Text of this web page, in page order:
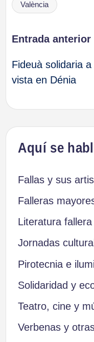
València
de
entradas
Entrada anterior
Fideuà solidaria a
vista en Dénia
Aquí se
Fallas y sus
Falleras
Literatura fallera
Jornadas
Pirotecnia e
Solidaridad y
Teatro, cine y
Verbenas y